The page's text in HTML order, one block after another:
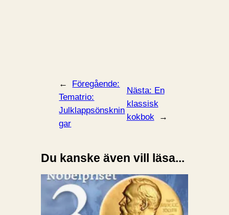
←
Föregående:
Tematrio:
Julklappsönsknin
gar
Nästa: En
klassisk
kokbok
→
Du kanske även vill läsa...